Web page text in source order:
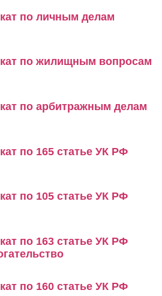
по личным делам
по жилищным вопросам
по арбитражным делам
по 165 статье УК РФ
по 105 статье УК РФ
по 163 статье УК РФ
по 160 статье УК РФ